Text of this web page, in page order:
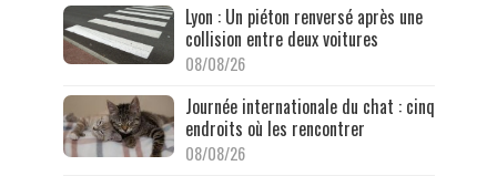
Lyon : Un piéton renversé après une
collision entre deux voitures
08/08/26
Journée internationale du chat : cinq
endroits où les rencontrer
08/08/26